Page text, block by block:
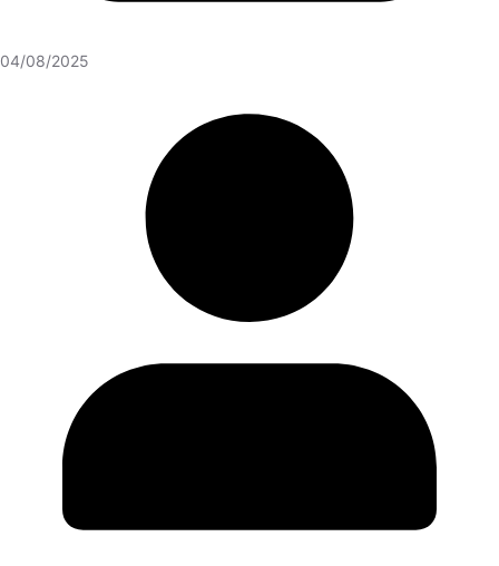
04/08/2025